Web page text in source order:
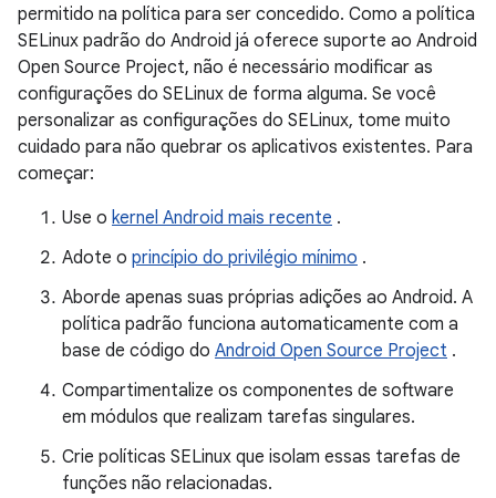
permitido na política para ser concedido. Como a política
SELinux padrão do Android já oferece suporte ao Android
Open Source Project, não é necessário modificar as
configurações do SELinux de forma alguma. Se você
personalizar as configurações do SELinux, tome muito
cuidado para não quebrar os aplicativos existentes. Para
começar:
Use o kernel Android mais recente .
Adote o princípio do privilégio mínimo .
Aborde apenas suas próprias adições ao Android. A
política padrão funciona automaticamente com a
base de código do Android Open Source Project .
Compartimentalize os componentes de software
em módulos que realizam tarefas singulares.
Crie políticas SELinux que isolam essas tarefas de
funções não relacionadas.